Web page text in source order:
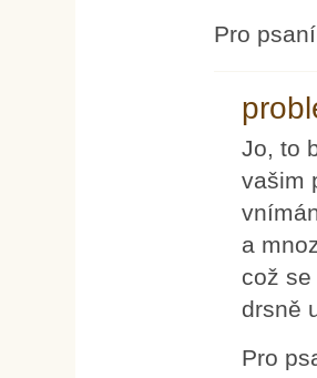
Pro
Jo, to
vašim
a
což
drsně
Pro